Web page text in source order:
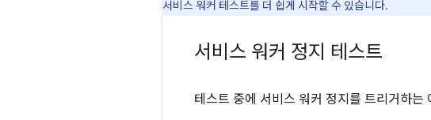
서비스 워커 테스트를 더 쉽게 시작할 수 있습니다.
서비스 워커 정지 테스트
테스트 중에 서비스 워커 정지를 트리거하는